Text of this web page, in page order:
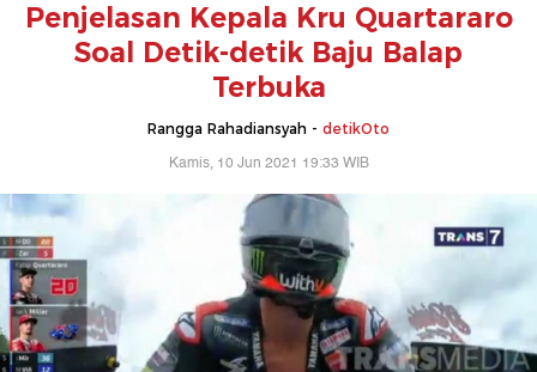
Penjelasan Kepala Kru Quartararo
Soal Detik-detik Baju Balap
Terbuka
Rangga Rahadiansyah - detikOto
Kamis, 10 Jun 2021 19:33 WIB